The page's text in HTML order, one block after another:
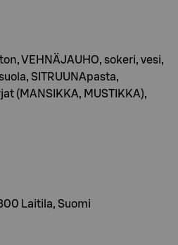
VEHNÄJAUHO, sokeri, vesi,
SITRUUNApasta,
(MANSIKKA, MUSTIKKA),
Laitila, Suomi